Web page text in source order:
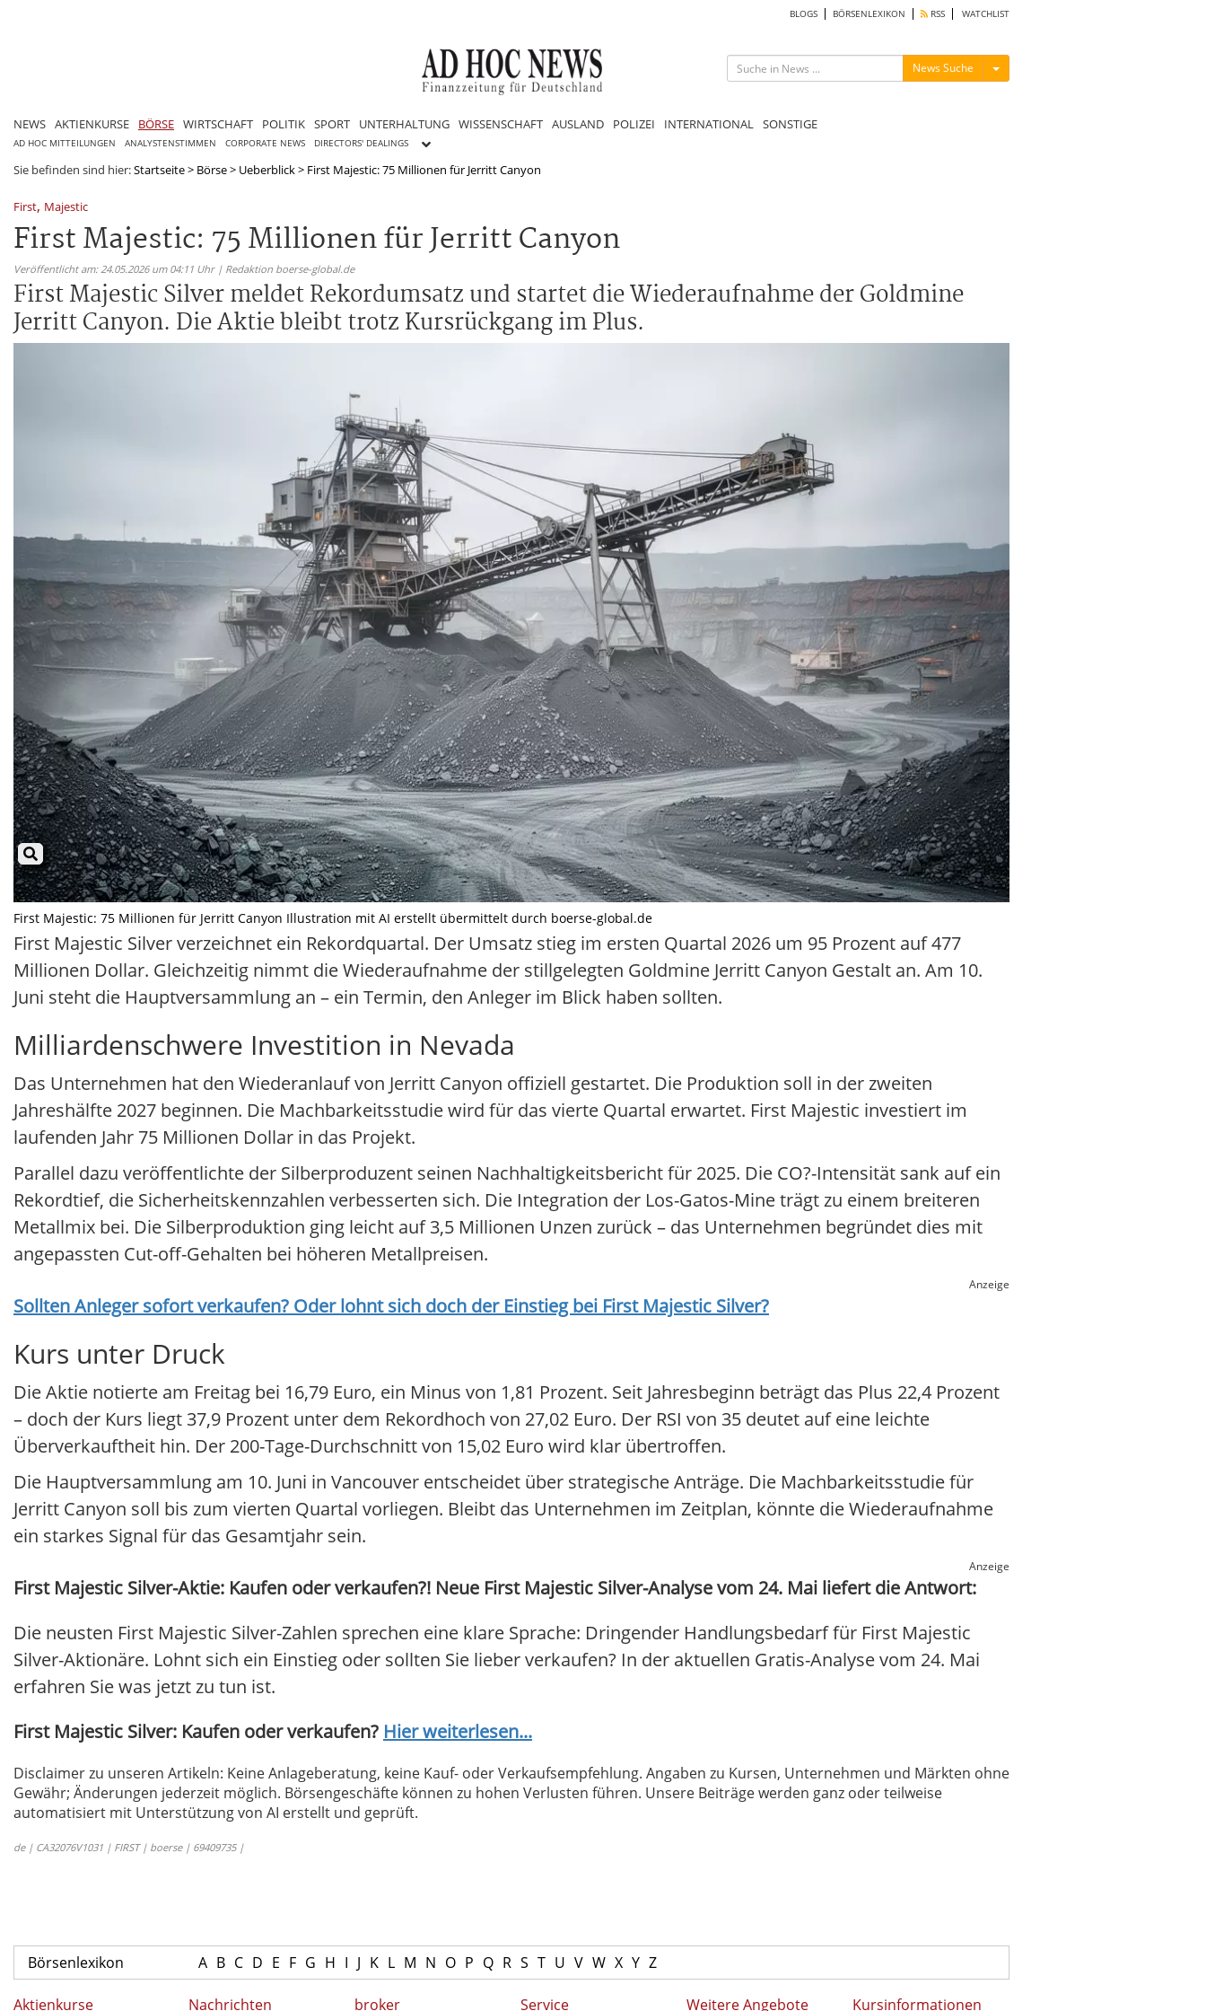
BLOGS BÖRSENLEXIKON RSS WATCHLIST
News Suche Menü ein-/ausblenden
NEWS AKTIENKURSE BÖRSE WIRTSCHAFT POLITIK SPORT UNTERHALTUNG WISSENSCHAFT AUSLAND POLIZEI INTERNATIONAL SONSTIGE
AD HOC MITTEILUNGEN ANALYSTENSTIMMEN CORPORATE NEWS DIRECTORS' DEALINGS
Sie befinden sind hier:Startseite> Börse> Ueberblick> First Majestic: 75 Millionen für Jerritt Canyon
First, Majestic
First Majestic: 75 Millionen für Jerritt Canyon
Veröffentlicht am: 24.05.2026 um 04:11 Uhr | Redaktion boerse-global.de
First Majestic Silver meldet Rekordumsatz und startet die Wiederaufnahme der Goldmine
Jerritt Canyon. Die Aktie bleibt trotz Kursrückgang im Plus.
First Majestic: 75 Millionen für Jerritt Canyon Illustration mit AI erstellt übermittelt durch boerse-global.de
First Majestic Silver verzeichnet ein Rekordquartal. Der Umsatz stieg im ersten Quartal 2026 um 95 Prozent auf 477
Millionen Dollar. Gleichzeitig nimmt die Wiederaufnahme der stillgelegten Goldmine Jerritt Canyon Gestalt an. Am 10.
Juni steht die Hauptversammlung an – ein Termin, den Anleger im Blick haben sollten.
Milliardenschwere Investition in Nevada
Das Unternehmen hat den Wiederanlauf von Jerritt Canyon offiziell gestartet. Die Produktion soll in der zweiten
Jahreshälfte 2027 beginnen. Die Machbarkeitsstudie wird für das vierte Quartal erwartet. First Majestic investiert im
laufenden Jahr 75 Millionen Dollar in das Projekt.
Parallel dazu veröffentlichte der Silberproduzent seinen Nachhaltigkeitsbericht für 2025. Die CO?-Intensität sank auf ein
Rekordtief, die Sicherheitskennzahlen verbesserten sich. Die Integration der Los-Gatos-Mine trägt zu einem breiteren
Metallmix bei. Die Silberproduktion ging leicht auf 3,5 Millionen Unzen zurück – das Unternehmen begründet dies mit
angepassten Cut-off-Gehalten bei höheren Metallpreisen.
Anzeige
Sollten Anleger sofort verkaufen? Oder lohnt sich doch der Einstieg bei First Majestic Silver?
Kurs unter Druck
Die Aktie notierte am Freitag bei 16,79 Euro, ein Minus von 1,81 Prozent. Seit Jahresbeginn beträgt das Plus 22,4 Prozent
– doch der Kurs liegt 37,9 Prozent unter dem Rekordhoch von 27,02 Euro. Der RSI von 35 deutet auf eine leichte
Überverkauftheit hin. Der 200-Tage-Durchschnitt von 15,02 Euro wird klar übertroffen.
Die Hauptversammlung am 10. Juni in Vancouver entscheidet über strategische Anträge. Die Machbarkeitsstudie für
Jerritt Canyon soll bis zum vierten Quartal vorliegen. Bleibt das Unternehmen im Zeitplan, könnte die Wiederaufnahme
ein starkes Signal für das Gesamtjahr sein.
Anzeige
First Majestic Silver-Aktie: Kaufen oder verkaufen?! Neue First Majestic Silver-Analyse vom 24. Mai liefert die Antwort:
Die neusten First Majestic Silver-Zahlen sprechen eine klare Sprache: Dringender Handlungsbedarf für First Majestic
Silver-Aktionäre. Lohnt sich ein Einstieg oder sollten Sie lieber verkaufen? In der aktuellen Gratis-Analyse vom 24. Mai
erfahren Sie was jetzt zu tun ist.
First Majestic Silver: Kaufen oder verkaufen? Hier weiterlesen...
Disclaimer zu unseren Artikeln: Keine Anlageberatung, keine Kauf- oder Verkaufsempfehlung. Angaben zu Kursen, Unternehmen und Märkten ohne
Gewähr; Änderungen jederzeit möglich. Börsengeschäfte können zu hohen Verlusten führen. Unsere Beiträge werden ganz oder teilweise
automatisiert mit Unterstützung von AI erstellt und geprüft.
de | CA32076V1031 | FIRST | boerse | 69409735 |
Börsenlexikon A B C D E F G H I J K L M N O P Q R S T U V W X Y Z
Aktienkurse Nachrichten broker Service Weitere Angebote Kursinformationen